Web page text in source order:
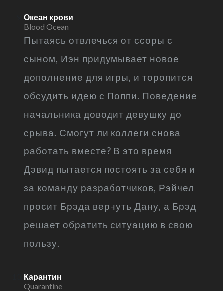
Океан крови
Blood Ocean
Пытаясь отвлечься от ссоры с
сыном, Иэн придумывает новое
дополнение для игры, и торопится
обсудить идею с Поппи. Поведение
начальника доводит девушку до
срыва. Смогут ли коллеги снова
работать вместе? В это время
Дэвид пытается постоять за себя и
за команду разработчиков, Рэйчел
просит Брэда вернуть Дану, а Брэд
решает обратить ситуацию в свою
пользу.
Карантин
Quarantine